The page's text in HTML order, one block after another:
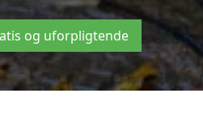
og uforpligtende